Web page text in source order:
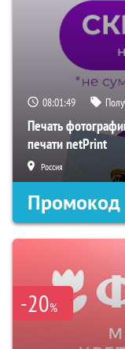
08:01:48
Печать
печати netPrint
Россия
Промокод
-20%